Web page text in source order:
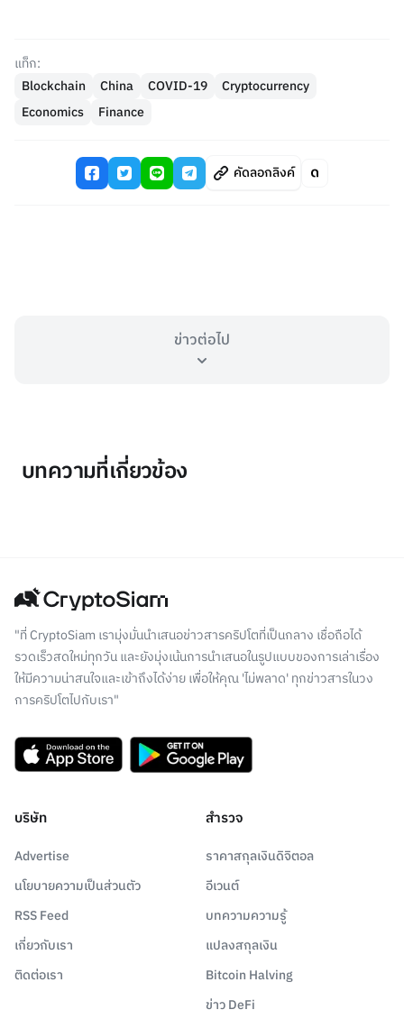
แท็ก:
Blockchain
China COVID-19
Cryptocurrency
Economics
Finance
คัดลอกลิงค์
ข่าวต่อไป
บทความที่เกี่ยวข้อง
"ที่ CryptoSiam เรามุ่งมั่นนำเสนอข่าวสารคริปโตที่เป็นกลาง เชื่อถือได้
รวดเร็วสดใหม่ทุกวัน และยังมุ่งเน้นการนำเสนอในรูปแบบของการเล่าเรื่อง
ให้มีความน่าสนใจและเข้าถึงได้ง่าย เพื่อให้คุณ 'ไม่พลาด' ทุกข่าวสารในวง
การคริปโตไปกับเรา"
บริษัท
Advertise
นโยบายความเป็นส่วนตัว
RSS Feed
เกี่ยวกับเรา
ติดต่อเรา
สำรวจ
ราคาสกุลเงินดิจิตอล
อีเวนต์
บทความความรู้
แปลงสกุลเงิน
Bitcoin Halving
ข่าว DeFi